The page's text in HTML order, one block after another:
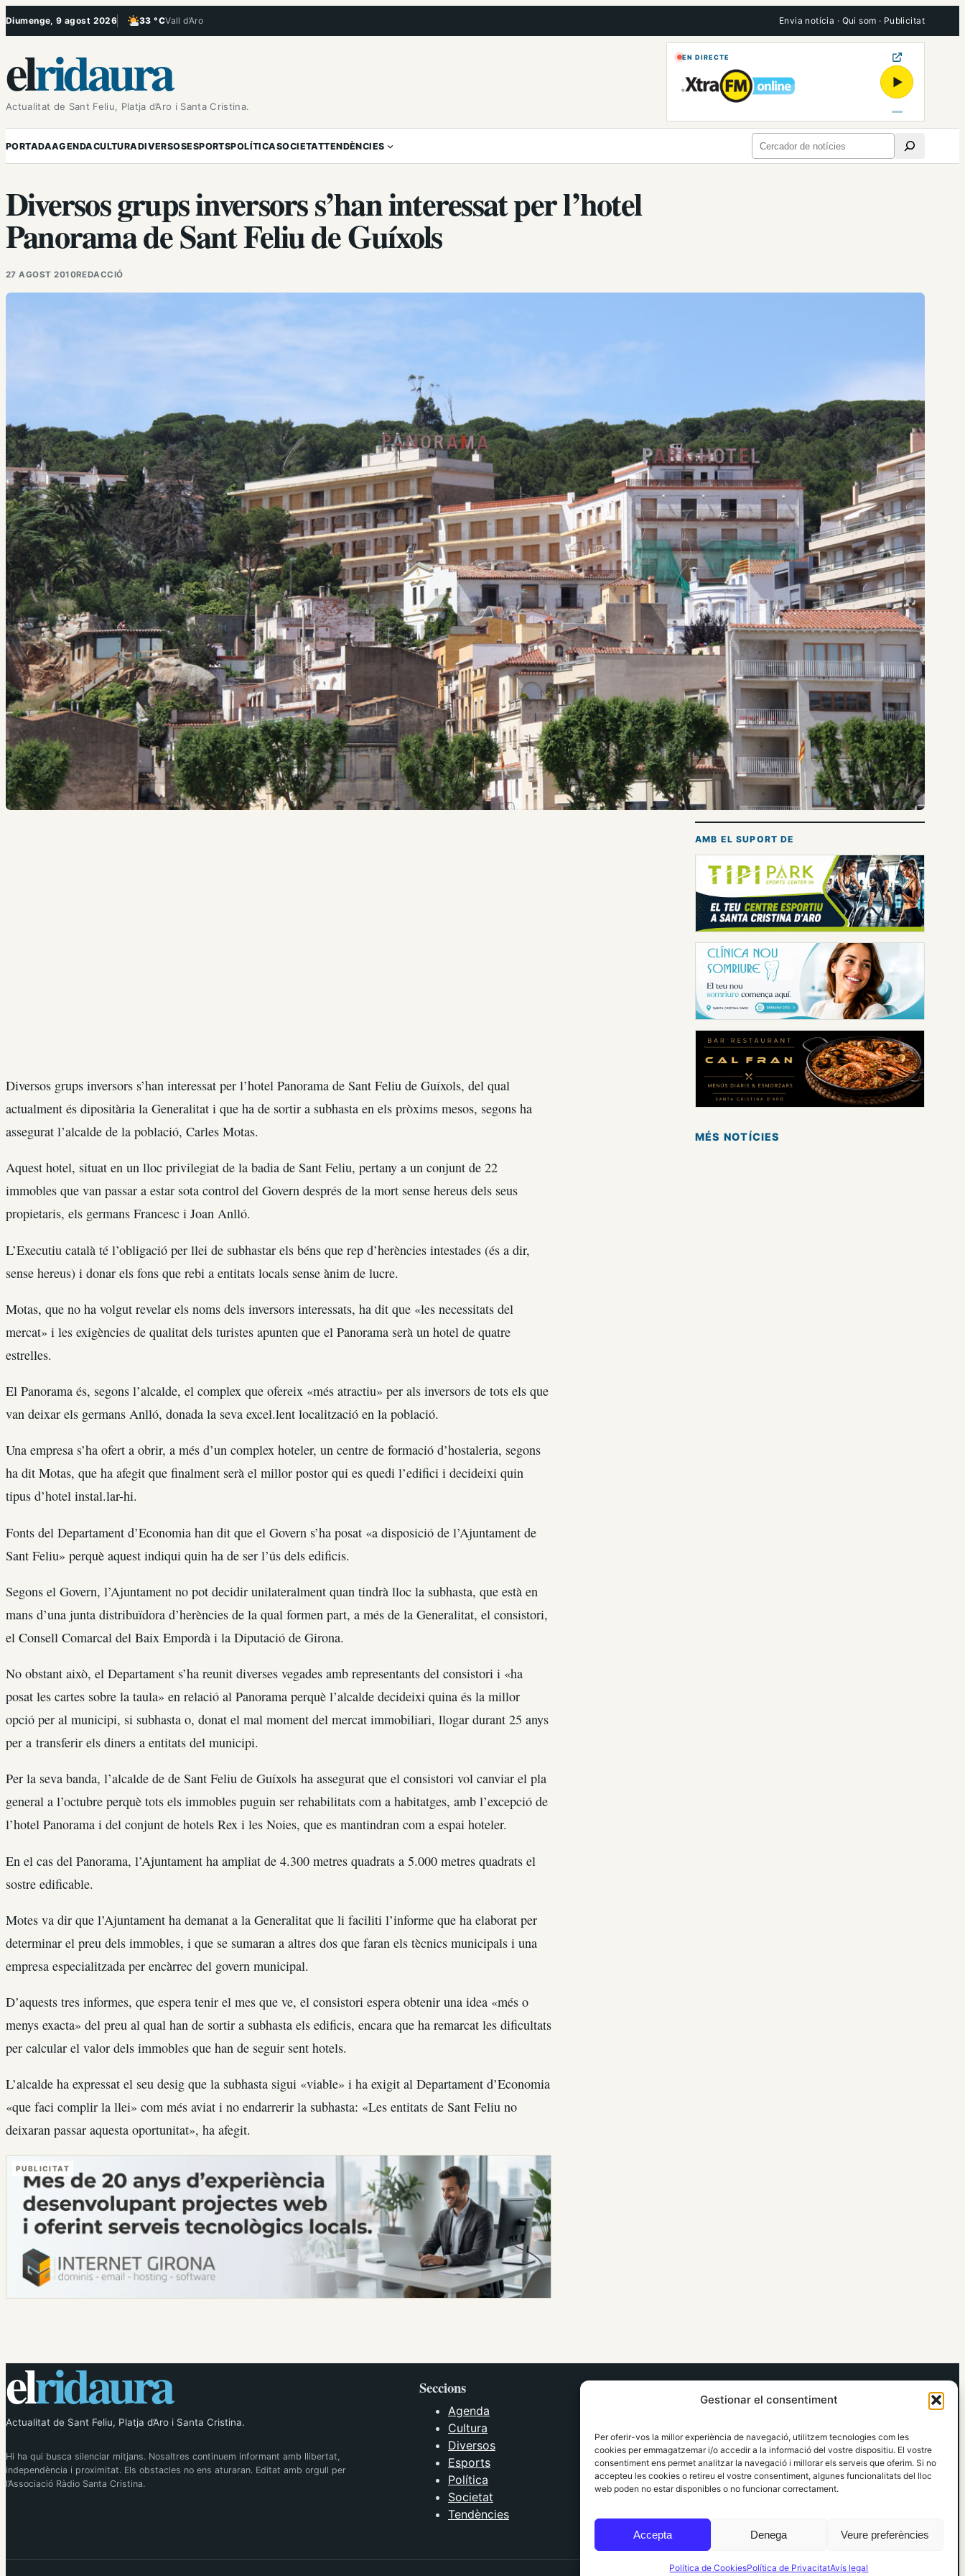
Gestionar el consentiment
Per oferir-vos la millor experiència de navegació, utilitzem tecnologies com les
cookies per emmagatzemar i/o accedir a la informació del vostre dispositiu. El vostre
consentiment ens permet analitzar la navegació i millorar els serveis que oferim. Si no
accepteu les cookies o retireu el vostre consentiment, algunes funcionalitats del lloc
web poden no estar disponibles o no funcionar correctament.
Accepta Denega Veure preferències
Política de CookiesPolítica de PrivacitatAvís legal
Vés
Diumenge, 9 agost 2026 33 °CVall d’Aro
, Poc ennuvolat Envia notícia · Qui som · Publicitat
elridaura
Actualitat de Sant Feliu, Platja d’Aro i Santa Cristina.
EN DIRECTE
▶
PORTADAAGENDACULTURADIVERSOSESPORTSPOLÍTICASOCIETATTENDÈNCIES Cerca
Diversos grups inversors s’han interessat per l’hotel
Panorama de Sant Feliu de Guíxols
27 AGOST 2010REDACCIÓ
Diversos grups inversors s’han interessat per l’hotel Panorama de Sant Feliu de Guíxols, del qual
actualment és dipositària la Generalitat i que ha de sortir a subhasta en els pròxims mesos, segons ha
assegurat l’alcalde de la població, Carles Motas.
Aquest hotel, situat en un lloc privilegiat de la badia de Sant Feliu, pertany a un conjunt de 22
immobles que van passar a estar sota control del Govern després de la mort sense hereus dels seus
propietaris, els germans Francesc i Joan Anlló.
L’Executiu català té l’obligació per llei de subhastar els béns que rep d’herències intestades (és a dir,
sense hereus) i donar els fons que rebi a entitats locals sense ànim de lucre.
Motas, que no ha volgut revelar els noms dels inversors interessats, ha dit que «les necessitats del
mercat» i les exigències de qualitat dels turistes apunten que el Panorama serà un hotel de quatre
estrelles.
El Panorama és, segons l’alcalde, el complex que ofereix «més atractiu» per als inversors de tots els que
van deixar els germans Anlló, donada la seva excel.lent localització en la població.
Una empresa s’ha ofert a obrir, a més d’un complex hoteler, un centre de formació d’hostaleria, segons
ha dit Motas, que ha afegit que finalment serà el millor postor qui es quedi l’edifici i decideixi quin
tipus d’hotel instal.lar-hi.
Fonts del Departament d’Economia han dit que el Govern s’ha posat «a disposició de l’Ajuntament de
Sant Feliu» perquè aquest indiqui quin ha de ser l’ús dels edificis.
Segons el Govern, l’Ajuntament no pot decidir unilateralment quan tindrà lloc la subhasta, que està en
mans d’una junta distribuïdora d’herències de la qual formen part, a més de la Generalitat, el consistori,
el Consell Comarcal del Baix Empordà i la Diputació de Girona.
No obstant això, el Departament s’ha reunit diverses vegades amb representants del consistori i «ha
posat les cartes sobre la taula» en relació al Panorama perquè l’alcalde decideixi quina és la millor
opció per al municipi, si subhasta o, donat el mal moment del mercat immobiliari, llogar durant 25 anys
per a transferir els diners a entitats del municipi.
Per la seva banda, l’alcalde de de Sant Feliu de Guíxols ha assegurat que el consistori vol canviar el pla
general a l’octubre perquè tots els immobles puguin ser rehabilitats com a habitatges, amb l’excepció de
l’hotel Panorama i del conjunt de hotels Rex i les Noies, que es mantindran com a espai hoteler.
En el cas del Panorama, l’Ajuntament ha ampliat de 4.300 metres quadrats a 5.000 metres quadrats el
sostre edificable.
Motes va dir que l’Ajuntament ha demanat a la Generalitat que li faciliti l’informe que ha elaborat per
determinar el preu dels immobles, i que se sumaran a altres dos que faran els tècnics municipals i una
empresa especialitzada per encàrrec del govern municipal.
D’aquests tres informes, que espera tenir el mes que ve, el consistori espera obtenir una idea «més o
menys exacta» del preu al qual han de sortir a subhasta els edificis, encara que ha remarcat les dificultats
per calcular el valor dels immobles que han de seguir sent hotels.
L’alcalde ha expressat el seu desig que la subhasta sigui «viable» i ha exigit al Departament d’Economia
«que faci complir la llei» com més aviat i no endarrerir la subhasta: «Les entitats de Sant Feliu no
deixaran passar aquesta oportunitat», ha afegit.
PUBLICITAT
AMB EL SUPORT DE
MÉS NOTÍCIES
elridaura
Actualitat de Sant Feliu, Platja d’Aro i Santa Cristina.
Hi ha qui busca silenciar mitjans. Nosaltres continuem informant amb llibertat,
independència i proximitat. Els obstacles no ens aturaran. Editat amb orgull per
l’Associació Ràdio Santa Cristina.
Seccions
Agenda
Cultura
Diversos
Esports
Política
Societat
Tendències
elRidaura.com
Política de Cookies
Política Editorial